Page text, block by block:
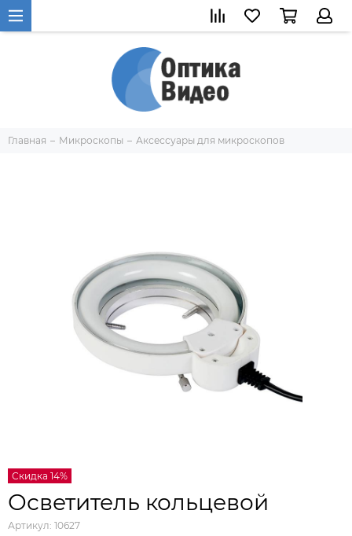
Главная Микроскопы Аксессуары для микроскопов
Скидка 14%
Осветитель кольцевой
Артикул: 10627